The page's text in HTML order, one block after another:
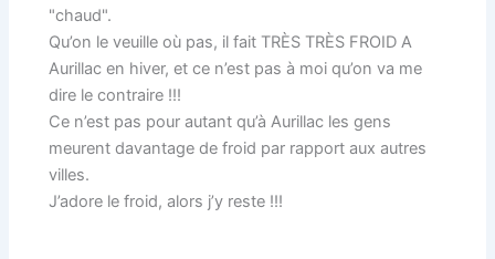
"chaud".
Qu’on le veuille où pas, il fait TRÈS TRÈS FROID A
Aurillac en hiver, et ce n’est pas à moi qu’on va me
dire le contraire !!!
Ce n’est pas pour autant qu’à Aurillac les gens
meurent davantage de froid par rapport aux autres
villes.
J’adore le froid, alors j’y reste !!!